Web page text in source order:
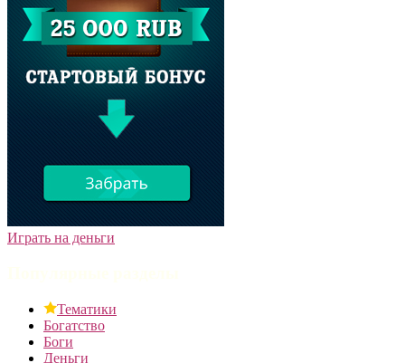
Играть на деньги
Тематики
Богатство
Боги
Деньги